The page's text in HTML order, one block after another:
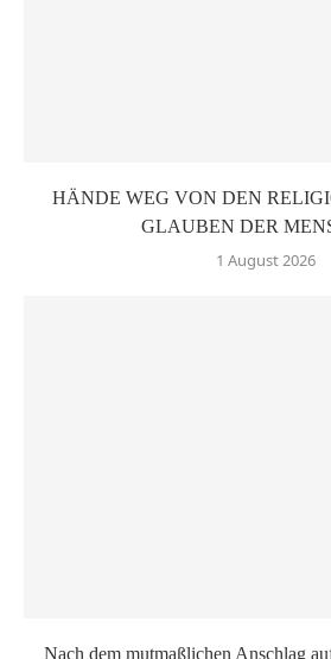
HÄNDE WEG VON DEN
GLAUBEN DER
1 August 2026
Nach dem mutmaßlichen Anschlag